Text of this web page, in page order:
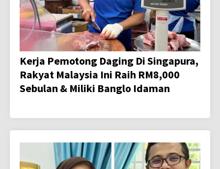
Kerja Pemotong Daging Di Singapura,
Rakyat Malaysia Ini Raih RM8,000
Sebulan & Miliki Banglo Idaman